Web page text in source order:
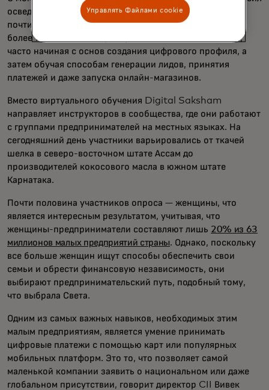
осведомлённость о преимуществах цифровизации для
почти 300 000 микро- и малых предприятий и обучил
более 70 000 малых предприятий в 13 штатах Индии,
часто начиная с основ создания цифрового профиля, а
затем обучая способам генерации лидов, принятия
платежей и даже запуска онлайн-магазинов.
Вместо виртуального обучения Digital Saksham
направляет инструкторов в сообщества, где они работают
с группами предпринимателей на местных языках. На
сегодняшний день участники варьировались от ткачей
шелка в северо-восточном штате Ассам до
производителей кокосового масла в южном штате
Карнатака.
Почти половина участников опроса — женщины, что
является интересным результатом, учитывая, что
женщины-предприниматели составляют лишь 20% из 63
миллионов малых предприятий страны. Однако, поскольку
все больше женщин ищут способы обеспечить свои
семьи и обрести финансовую независимость, они
выбирают предпринимательский путь, подобный тому,
что выбрала Света.
Одним из самых важных навыков, необходимых этим
малым предприятиям, является умение принимать
цифровые платежи с помощью карт или популярных
мобильных платформ. Это то, что позволяет самой
маленькой компании заявить о национальном или даже
глобальном присутствии, говорит директор CII Вивек
Управлять Файлами cookie